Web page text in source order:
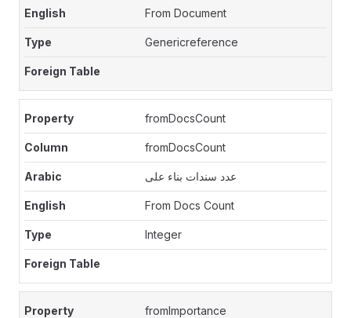
From Document
Genericreference
fromDocsCount
fromDocsCount
عدد سندات بناء على
From Docs Count
Integer
fromImportance